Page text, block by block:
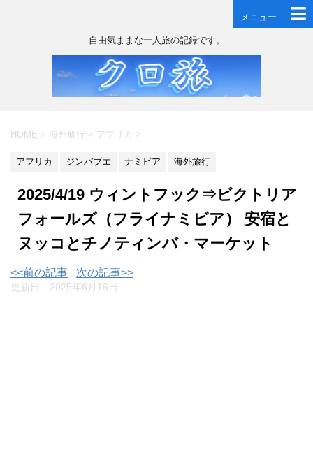
メニュー
自由気ままな一人旅の記録です。
HOME > 海外旅行 > アフリカ >
アフリカ ジンバブエ ナミビア 海外旅行
2025/4/19 ウィントフック⇒ビクトリア
フォールズ（フライナミビア） 安宿と
ヌッコとチノティンバ・マーケット
<<前の記事 次の記事>>
更新日： 2025年6月16日